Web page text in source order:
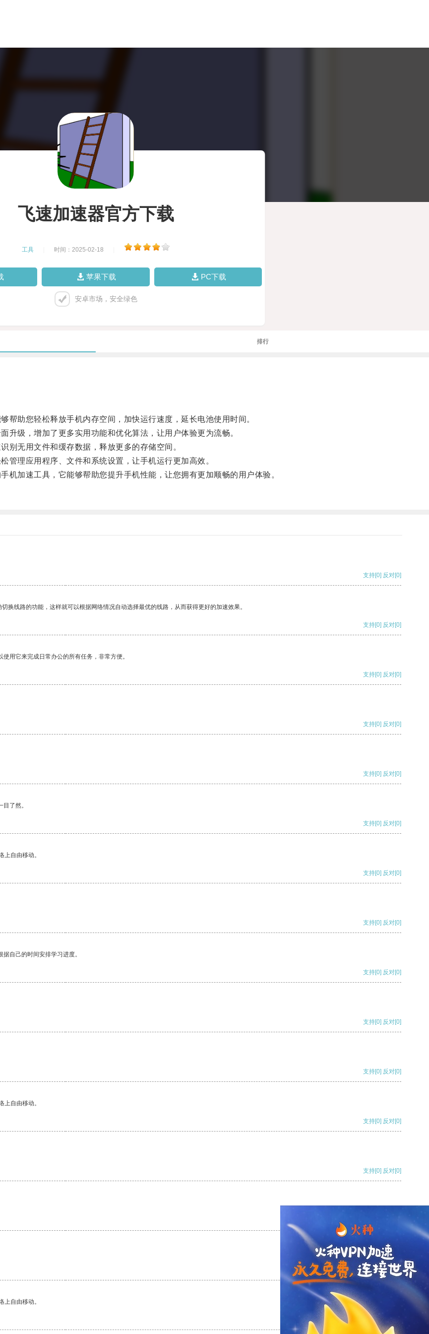
飞速加速器官方下载
工具 时间：2025-02-18
苹果下载 PC下载
安卓市场，安全绿色
排行
助您轻松释放手机内存空间，加快运行速度，延长电池使用时间。
级，增加了更多实用功能和优化算法，让用户体验更为流畅。
无用文件和缓存数据，释放更多的存储空间。
理应用程序、文件和系统设置，让手机运行更加高效。
加速工具，它能够帮助您提升手机性能，让您拥有更加顺畅的用户体验。
支持[0] 反对[0]
线路的功能，这样就可以根据网络情况自动选择最优的线路，从而获得更好的加速效果。
支持[0] 反对[0]
用它来完成日常办公的所有任务，非常方便。
支持[0] 反对[0]
支持[0] 反对[0]
支持[0] 反对[0]
了然。
支持[0] 反对[0]
自由移动。
支持[0] 反对[0]
支持[0] 反对[0]
自己的时间安排学习进度。
支持[0] 反对[0]
支持[0] 反对[0]
支持[0] 反对[0]
自由移动。
支持[0] 反对[0]
支持[0] 反对[0]
支持 [0] 反对[0]
自由移动。
支持[0] 反对